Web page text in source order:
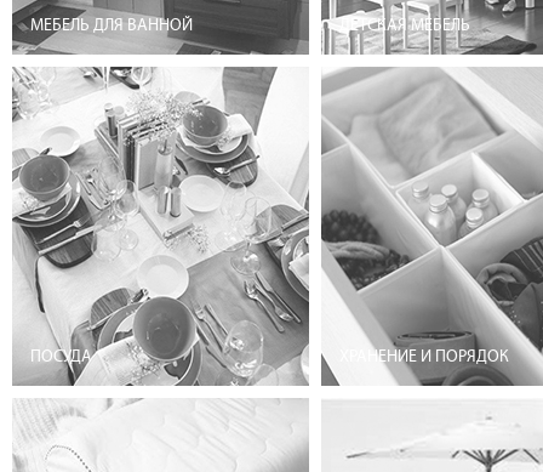
МЕБЕЛЬ ДЛЯ ВАННОЙ ДЕТСКАЯ МЕБЕЛЬ
ПОСУДА ХРАНЕНИЕ И ПОРЯДОК